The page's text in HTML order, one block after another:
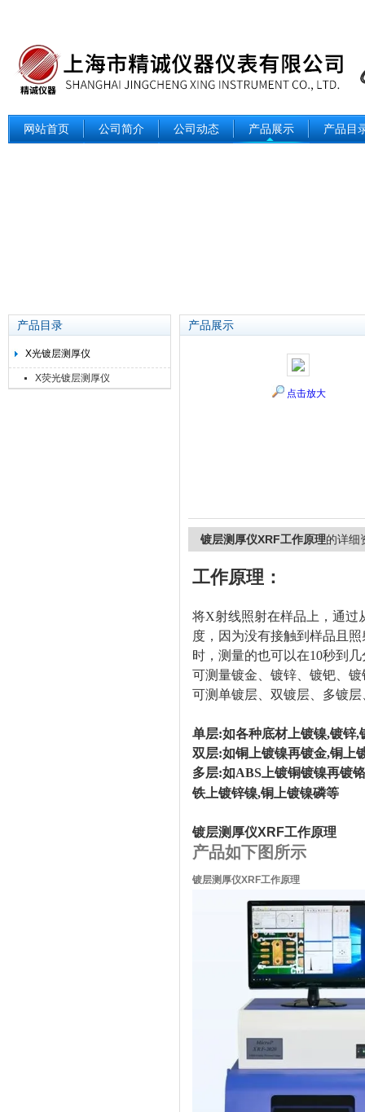
网站首页 公司简介 公司动态 产品展示 产品目
产品目录
X光镀层测厚仪
X荧光镀层测厚仪
产品展示
点击放大
镀层测厚仪XRF工作原理的详细
工作原理 ：
将X射线照射在样品上，通过
度，因为没有接触到样品且
时，测量的也可以在10秒到
可测量镀金、镀锌、镀钯、
可测单镀层、双镀层、多镀
单层:如各种底材上镀镍,镀锌,
双层:如铜上镀镍再镀金,铜上
多层:如ABS上镀铜镀镍再镀
铁上镀锌镍,铜上镀镍磷等
镀层测厚仪XRF工作原理
产品如下图所示
镀层测厚仪XRF工作原理